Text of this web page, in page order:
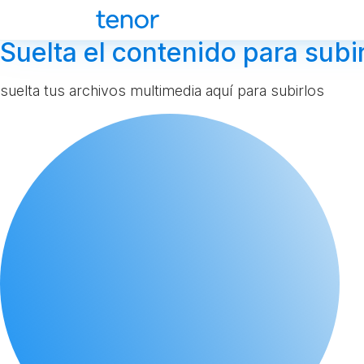
Suelta el contenido para
suelta tus archivos multimedia aquí para subirlos